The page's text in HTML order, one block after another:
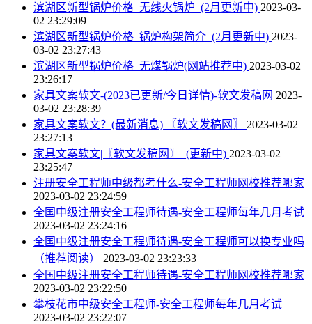
滨湖区新型锅炉价格_无线火锅炉_(2月更新中) 2023-03-
02 23:29:09
滨湖区新型锅炉价格_锅炉构架简介_(2月更新中) 2023-
03-02 23:27:43
滨湖区新型锅炉价格_无煤锅炉(网站推荐中) 2023-03-02
23:26:17
家具文案软文-(2023已更新/今日详情)-软文发稿网 2023-
03-02 23:28:39
家具文案软文？(最新消息) 〖软文发稿网〗 2023-03-02
23:27:13
家具文案软文|〖软文发稿网〗_(更新中) 2023-03-02
23:25:47
注册安全工程师中级都考什么-安全工程师网校推荐哪家
2023-03-02 23:24:59
全国中级注册安全工程师待遇-安全工程师每年几月考试
2023-03-02 23:24:16
全国中级注册安全工程师待遇-安全工程师可以换专业吗
（推荐阅读） 2023-03-02 23:23:33
全国中级注册安全工程师待遇-安全工程师网校推荐哪家
2023-03-02 23:22:50
攀枝花市中级安全工程师-安全工程师每年几月考试
2023-03-02 23:22:07